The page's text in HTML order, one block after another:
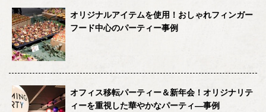
オリジナルアイテムを使用！おしゃれフィンガー
フード中心のパーティー事例
オフィス移転パーティー＆新年会！オリジナリテ
ィーを重視した華やかなパーティ―事例